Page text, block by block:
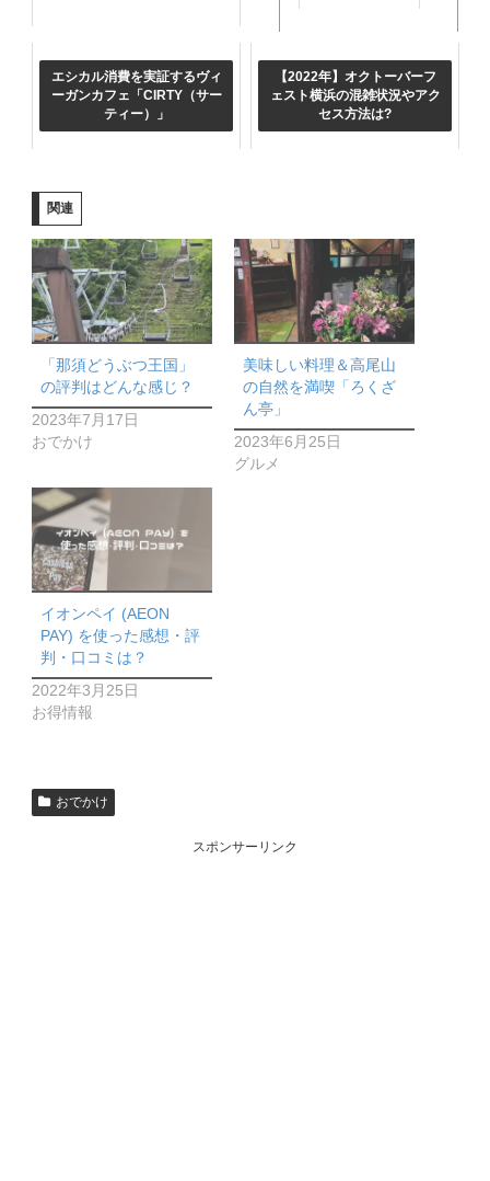
軽井沢のバーならココ！おま
かせカクテル&モクテル
エシカル消費を実証するヴィ
ーガンカフェ「CIRTY（サー
ティー）」
【2022年】オクトーバーフ
ェスト横浜の混雑状況やアク
セス方法は?
関連
「那須どうぶつ王国」
の評判はどんな感じ？
2023年7月17日
おでかけ
美味しい料理＆高尾山
の自然を満喫「ろくざ
ん亭」
2023年6月25日
グルメ
イオンペイ (AEON
PAY) を使った感想・評
判・口コミは？
2022年3月25日
お得情報
おでかけ
スポンサーリンク